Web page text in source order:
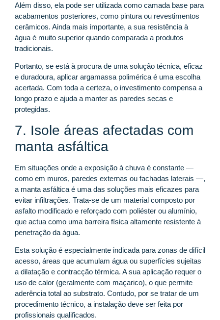
Além disso, ela pode ser utilizada como camada base para
acabamentos posteriores, como pintura ou revestimentos
cerâmicos. Ainda mais importante, a sua resistência à
água é muito superior quando comparada a produtos
tradicionais.
Portanto, se está à procura de uma solução técnica, eficaz
e duradoura, aplicar argamassa polimérica é uma escolha
acertada. Com toda a certeza, o investimento compensa a
longo prazo e ajuda a manter as paredes secas e
protegidas.
7. Isole áreas afectadas com
manta asfáltica
Em situações onde a exposição à chuva é constante —
como em muros, paredes externas ou fachadas laterais —,
a manta asfáltica é uma das soluções mais eficazes para
evitar infiltrações. Trata-se de um material composto por
asfalto modificado e reforçado com poliéster ou alumínio,
que actua como uma barreira física altamente resistente à
penetração da água.
Esta solução é especialmente indicada para zonas de difícil
acesso, áreas que acumulam água ou superfícies sujeitas
a dilatação e contracção térmica. A sua aplicação requer o
uso de calor (geralmente com maçarico), o que permite
aderência total ao substrato. Contudo, por se tratar de um
procedimento técnico, a instalação deve ser feita por
profissionais qualificados.